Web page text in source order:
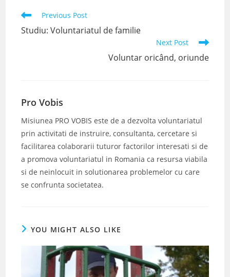
Read
articles
Previous Post
Studiu: Voluntariatul de familie
Next Post
Voluntar oricând, oriunde
Pro Vobis
Misiunea PRO VOBIS este de a dezvolta voluntariatul
prin activitati de instruire, consultanta, cercetare si
facilitarea colaborarii tuturor factorilor interesati si de
a promova voluntariatul in Romania ca resursa viabila
si de neinlocuit in solutionarea problemelor cu care
se confrunta societatea.
YOU MIGHT ALSO LIKE